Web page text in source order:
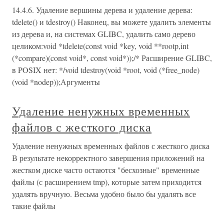
14.4.6. Удаление вершины дерева и удаление дерева:
tdelete() и tdestroy() Наконец, вы можете удалить элементы
из дерева и, на системах GLIBC, удалить само дерево
целиком:void *tdelete(const void *key, void **rootp,int
(*compare)(const void*, const void*));/* Расширение GLIBC,
в POSIX нет: */void tdestroy(void *root, void (*free_node)
(void *nodep));Аргументы
Удаление ненужных временных
файлов с жесткого диска
Удаление ненужных временных файлов с жесткого диска
В результате некорректного завершения приложений на
жестком диске часто остаются "бесхозные" временные
файлы (с расширением tmp), которые затем приходится
удалять вручную. Весьма удобно было бы удалять все
такие файлы